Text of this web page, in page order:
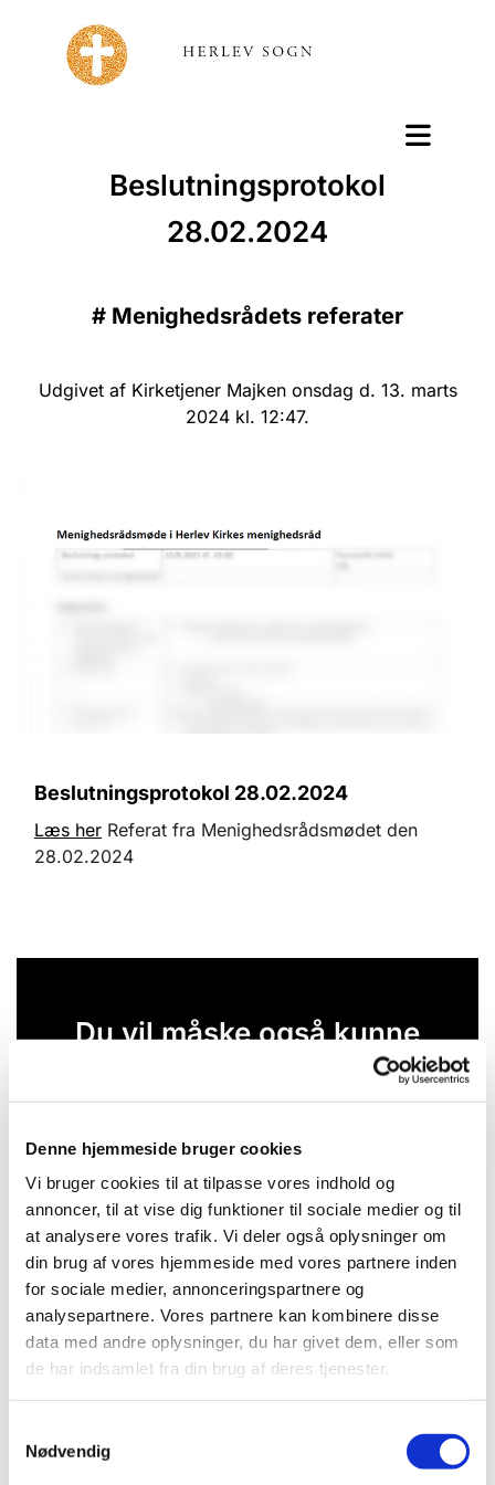
Denne hjemmeside bruger cookies
Vi bruger cookies til at tilpasse vores indhold og
annoncer, til at vise dig funktioner til sociale medier og til
at analysere vores trafik. Vi deler også oplysninger om
din brug af vores hjemmeside med vores partnere inden
for sociale medier, annonceringspartnere og
analysepartnere. Vores partnere kan kombinere disse
data med andre oplysninger, du har givet dem, eller som
de har indsamlet fra din brug af deres tjenester.
Nødvendig
Beslutningsprotokol
28.02.2024
# Menighedsrådets referater
Udgivet af Kirketjener Majken onsdag d. 13. marts
2024 kl. 12:47.
Beslutningsprotokol 28.02.2024
Læs her Referat fra Menighedsrådsmødet den
28.02.2024
Du vil måske også kunne